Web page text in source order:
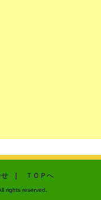
| ＴＯＰへ
rights reserved.